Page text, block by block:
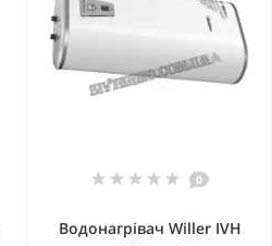
0
Водонагрівач Willer IVH